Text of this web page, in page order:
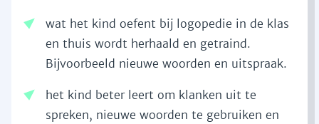
wat het kind oefent bij logopedie in de klas
en thuis wordt herhaald en getraind.
Bijvoorbeeld nieuwe woorden en uitspraak.
het kind beter leert om klanken uit te
spreken, nieuwe woorden te gebruiken en